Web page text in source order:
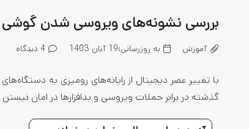
بررسی نشونه‌های ویروسی شدن
آموزش به روزرسانی:19 آبان 1403 4 دیدگاه
با تغییر عصر دیجیتال از رایانه‌های رومیزی به
گذشته در برابر حملات ویروسی و بدافزارها در امان